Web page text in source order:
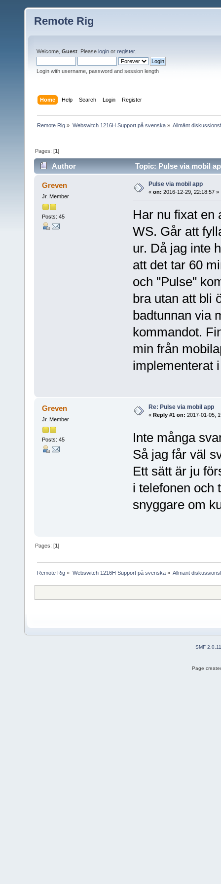
Remote Rig
Welcome, Guest . Please login or register.
Login with username, password and session length
Home Help Search Login Register
Remote Rig » Webswitch 1216H Support på svenska» Allmänt
Pages: [1]
Author Topic: Pulse via mobil
Greven
Jr. Member
Posts: 45
Pulse via mobil app
« on: 2016-12-29, 22:18:57 »
Har nu fixat en
WS. Går att
ur. Då jag inte
att det tar 60
och "Pulse"
bra utan att bli
badtunnan via
kommandot.
min från
implementerat
Greven
Jr. Member
Posts: 45
Re: Pulse via mobil app
« Reply #1 on: 2017-01-05,
Inte många
Så jag får väl
Ett sätt är ju
i telefonen och
snyggare om
Pages: [1]
Remote Rig » Webswitch 1216H Support på svenska» Allmänt
SMF 2.0.11
Page